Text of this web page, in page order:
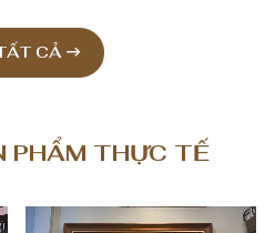
CẢ
PHẨM THỰC TẾ